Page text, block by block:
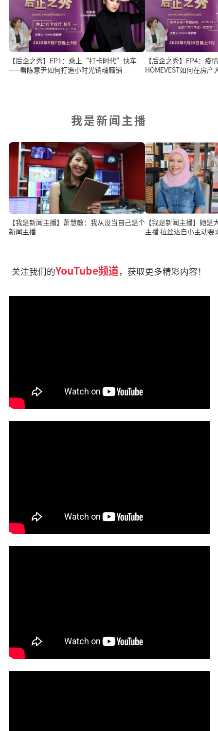
【后企之秀】EP1：乘上“打卡时代”快车
——看陈意尹如何打造小时光销魂麺铺
【后企之秀】EP4：疫
HOMEVEST如何在房
我是新闻主播
【我是新闻主播】萧慧敏：我从没当自己是个
新闻主播
【我是新闻主播】她是
主播 拉丝达自小主动
关注我们的YouTube频道，获取更多精彩内容！